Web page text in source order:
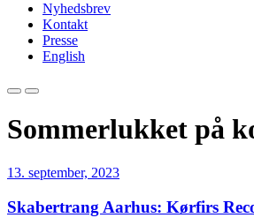
Nyhedsbrev
Kontakt
Presse
English
Sommerlukket på
13. september, 2023
Skabertrang Aarhus: Kørfirs